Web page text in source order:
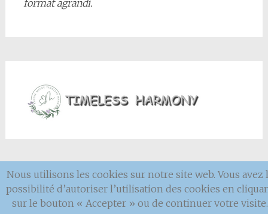
format agrandi.
Mentionslégales
Nous utilisons les cookies sur notre site web. Vous avez
possibilité d’autoriser l’utilisation des cookies en
sur le bouton « Accepter » ou de continuer votre visite.